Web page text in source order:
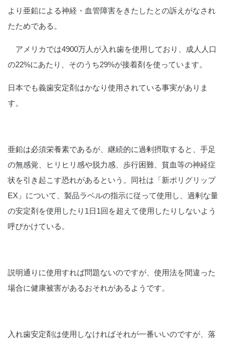
より亜鉛による神経・血管障害をきたしたとの訴えがなされ
たためである。
アメリカでは4900万人が入れ歯を使用しており、成人人口
の22%にあたり、そのうち29%が接着剤を使っています。
日本でも義歯安定剤はかなり使用されている事実がありま
す。
亜鉛は必須栄養素であるが、継続的に過剰摂取すると、手足
の無感覚、ヒリヒリ感や脱力感、歩行困難、貧血等の神経症
状を引き起こす恐れがあるという。同社は「新ポリグリップ
EX」について、製品ラベルの指示に従って使用し、過剰な量
の安定剤を使用したり1日1回を超えて使用したりしないよう
呼びかけている。
説明通りに使用すれば問題ないのですが、使用法を間違った
場合に健康被害があるおそれがあるようです。
入れ歯安定剤は使用しなければそれが一番いいのですが、落